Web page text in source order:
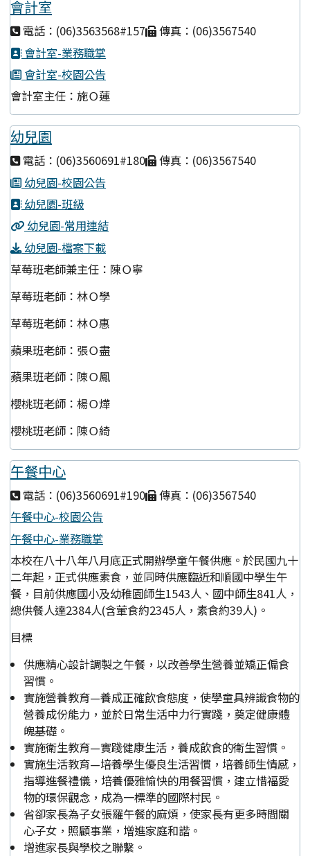
會計室
電話：(06)3563568#157
傳真：(06)3567540
會計室-業務職掌
會計室-校園公告
會計室主任：施Ｏ蓮
幼兒園
電話：(06)3560691#180
傳真：(06)3567540
幼兒園-校園公告
幼兒園-班級
幼兒園-常用連結
幼兒園-檔案下載
草莓班老師兼主任：陳Ｏ寧
草莓班老師：林Ｏ學
草莓班老師：林Ｏ惠
蘋果班老師：張Ｏ盡
蘋果班老師：陳Ｏ鳳
櫻桃班老師：楊Ｏ燁
櫻桃班老師：陳Ｏ綺
午餐中心
電話：(06)3560691#190
傳真：(06)3567540
午餐中心-校園公告
午餐中心-業務職掌
本校在八十八年八月底正式開辦學童午餐供應。於民國九十
二年起，正式供應素食，並同時供應臨近和順國中學生午
餐，目前供應國小及幼稚園師生1543人、國中師生841人，
總供餐人達2384人(含葷食約2345人，素食約39人)。
目標
供應精心設計調製之午餐，以改善學生營養並矯正偏食
習慣。
實施營養教育—養成正確飲食態度，使學童具辨識食物的
營養成份能力，並於日常生活中力行實踐，奠定健康體
魄基礎。
實施衛生教育—實踐健康生活，養成飲食的衛生習慣。
實施生活教育—培養學生優良生活習慣，培養師生情感，
指導進餐禮儀，培養優雅愉快的用餐習慣，建立惜福愛
物的環保觀念，成為一標準的國際村民。
省卻家長為子女張羅午餐的麻煩，使家長有更多時間關
心子女，照顧事業，增進家庭和諧。
增進家長與學校之聯繫。